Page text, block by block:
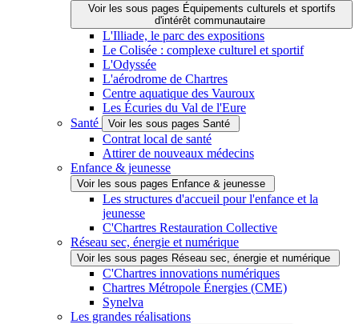
Voir les sous pages Équipements culturels et sportifs
d'intérêt communautaire
L'Illiade, le parc des expositions
Le Colisée : complexe culturel et sportif
L'Odyssée
L'aérodrome de Chartres
Centre aquatique des Vauroux
Les Écuries du Val de l'Eure
Santé
Voir les sous pages Santé
Contrat local de santé
Attirer de nouveaux médecins
Enfance & jeunesse
Voir les sous pages Enfance & jeunesse
Les structures d'accueil pour l'enfance et la
jeunesse
C'Chartres Restauration Collective
Réseau sec, énergie et numérique
Voir les sous pages Réseau sec, énergie et numérique
C'Chartres innovations numériques
Chartres Métropole Énergies (CME)
Synelva
Les grandes réalisations